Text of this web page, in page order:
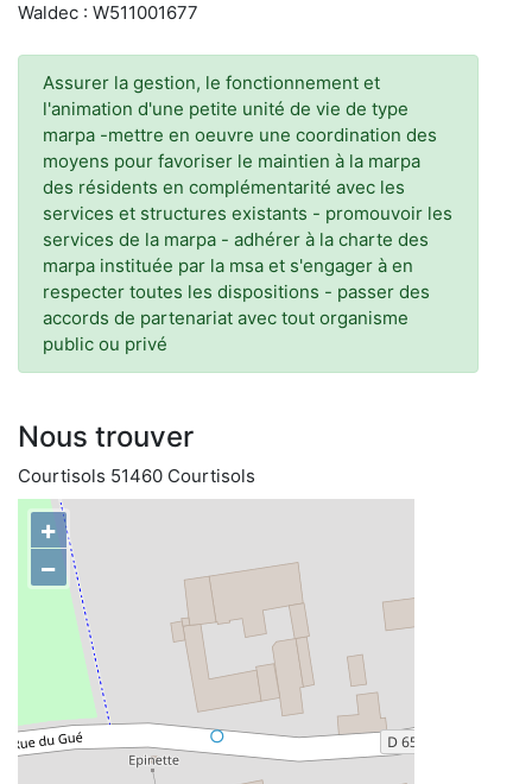
Waldec : W511001677
Assurer la gestion, le fonctionnement et
l'animation d'une petite unité de vie de type
marpa -mettre en oeuvre une coordination des
moyens pour favoriser le maintien à la marpa
des résidents en complémentarité avec les
services et structures existants - promouvoir les
services de la marpa - adhérer à la charte des
marpa instituée par la msa et s'engager à en
respecter toutes les dispositions - passer des
accords de partenariat avec tout organisme
public ou privé
Nous trouver
Courtisols 51460 Courtisols
+
−